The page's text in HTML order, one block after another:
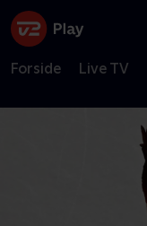
Forside Live TV